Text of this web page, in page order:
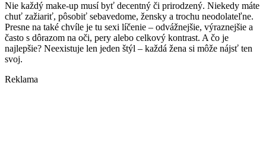
Nie každý make-up musí byť decentný či prirodzený. Niekedy máte
chuť zažiariť, pôsobiť sebavedome, žensky a trochu neodolateľne.
Presne na také chvíle je tu sexi líčenie – odvážnejšie, výraznejšie a
často s dôrazom na oči, pery alebo celkový kontrast. A čo je
najlepšie? Neexistuje len jeden štýl – každá žena si môže nájsť ten
svoj.
Reklama